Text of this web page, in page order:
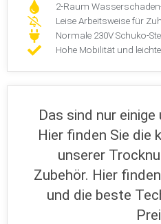
2-Raum
Leise Arbeitsweise für
Normale 230V Schuko-
Hohe Mobilität und
Das sind nur
Hier finden Sie
unserer
Zubehör. Hier
und die beste